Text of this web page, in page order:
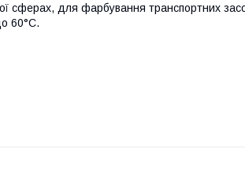
сферах, для фарбування транспортних
60°C.